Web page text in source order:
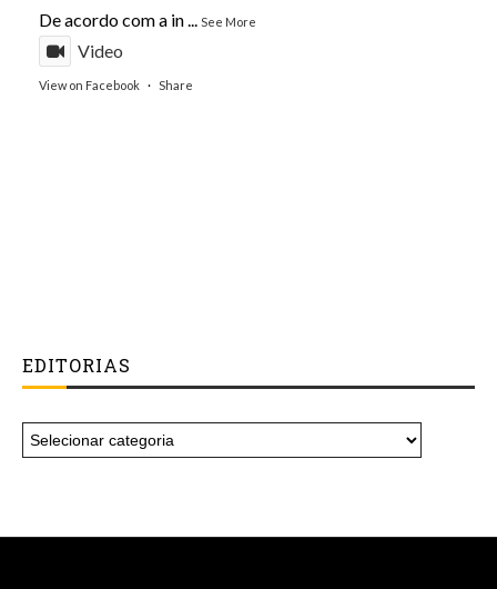
De acordo com a in... See More
Video
View on Facebook · Share
EDITORIAS